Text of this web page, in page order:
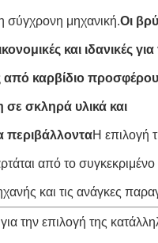
σύγχρονη μηχανική.Οι
και ιδανικές για
από καρβίδιο
σκληρά υλικά και
περιβάλλονταΗ επιλογή
από το συγκεκριμένο
και τις ανάγκες
την επιλογή της